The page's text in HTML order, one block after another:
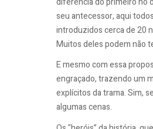
seu antecessor, aqui
introduzidos cerca de 20
Muitos deles podem não
E mesmo com essa
engraçado, trazendo um
explícitos da trama. Sim,
algumas cenas.